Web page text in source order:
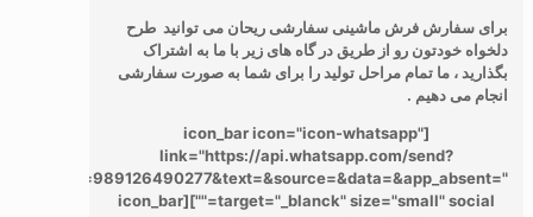
برای سفارش فرش ماشینی سفارشی ریحان می توانید طرح
دلخواه خودتون رو از طریق در گاه های زیر با ما به اشتراک
بگذارید ، ما تمام مراحل تولید را برای شما به صورت سفارشی
انجام می دهیم .
[icon_bar icon="icon-whatsapp"
link="https://api.whatsapp.com/send?
phone=989126490277&text=&source=&data=&app_absent="
target="_blanck" size="small" social=""][icon_bar